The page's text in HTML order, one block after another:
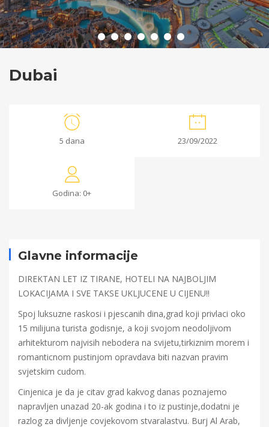
Dubai
5 dana 23/09/2022
Godina: 0+
Dubai
Glavne informacije
DIREKTAN LET IZ TIRANE, HOTELI NA NAJBOLJIM
LOKACIJAMA I SVE TAKSE UKLJUCENE U CIJENU!!
Spoj luksuzne raskosi i pjescanih dina,grad koji privlaci oko
15 milijuna turista godisnje, a koji svojom neodoljivom
arhitekturom najvisih nebodera na svijetu,tirkiznim morem i
romanticnom pustinjom opravdava biti nazvan pravim
svjetskim cudom.
Cinjenica je da je citav grad kakvog danas poznajemo
napravljen unazad 20-ak godina i to iz pustinje,dodatni je
razlog za divljenje covjekovom stvaralastvu. Burj Al Arab,